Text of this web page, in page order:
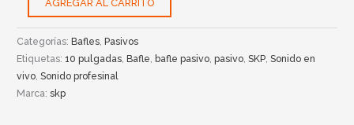
AGREGAR AL CARRITO
Categorías:Bafles ,Pasivos
Etiquetas:10 pulgadas ,Bafle ,bafle pasivo ,pasivo ,SKP ,Sonido en
vivo ,Sonido profesinal
Marca:skp